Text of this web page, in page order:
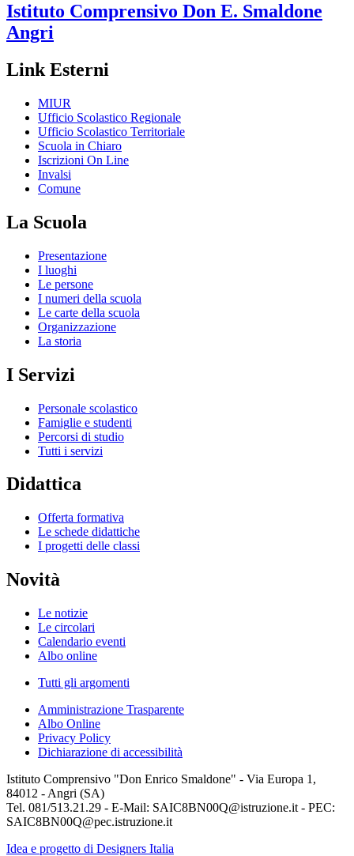
Istituto Comprensivo Don E. Smaldone
Angri
Link Esterni
MIUR
Ufficio Scolastico Regionale
Ufficio Scolastico Territoriale
Scuola in Chiaro
Iscrizioni On Line
Invalsi
Comune
La Scuola
Presentazione
I luoghi
Le persone
I numeri della scuola
Le carte della scuola
Organizzazione
La storia
I Servizi
Personale scolastico
Famiglie e studenti
Percorsi di studio
Tutti i servizi
Didattica
Offerta formativa
Le schede didattiche
I progetti delle classi
Novità
Le notizie
Le circolari
Calendario eventi
Albo online
Tutti gli argomenti
Amministrazione Trasparente
Albo Online
Privacy Policy
Dichiarazione di accessibilità
Istituto Comprensivo "Don Enrico Smaldone" - Via Europa 1,
84012 - Angri (SA)
Tel. 081/513.21.29 - E-Mail: SAIC8BN00Q@istruzione.it - PEC:
SAIC8BN00Q@pec.istruzione.it
Idea e progetto di Designers Italia